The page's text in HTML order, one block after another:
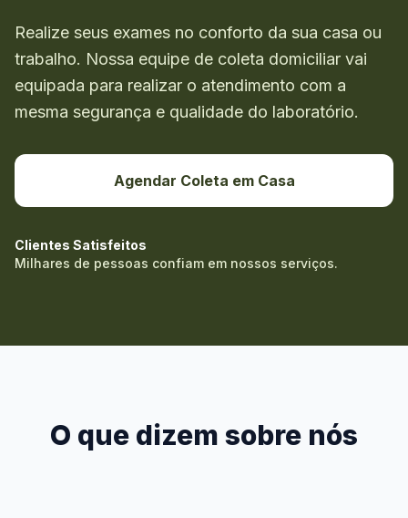
Realize seus exames no conforto da sua casa ou
trabalho. Nossa equipe de coleta domiciliar vai
equipada para realizar o atendimento com a
mesma segurança e qualidade do laboratório.
Agendar Coleta em Casa
Clientes Satisfeitos
Milhares de pessoas confiam em nossos serviços.
O que dizem sobre nós